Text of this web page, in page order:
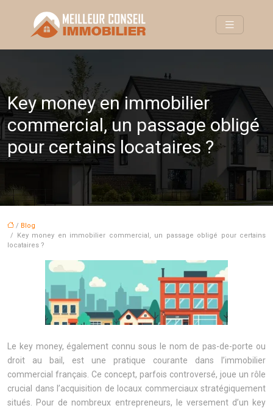
Key money en immobilier
commercial, un passage obligé
pour certains locataires ?
/ Blog
/ Key money en immobilier commercial, un passage obligé pour certains
locataires ?
Le key money, également connu sous le nom de pas-de-porte ou
droit au bail, est une pratique courante dans l’immobilier
commercial français. Ce concept, parfois controversé, joue un rôle
crucial dans l’acquisition de locaux commerciaux stratégiquement
situés. Pour de nombreux entrepreneurs, le versement d’un key